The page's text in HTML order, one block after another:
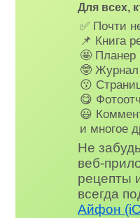
Для всех,
✅ Почти
📌 Книга
🤩 Планер
🤓 Журнал
😗
😋
😃
и многое
Не
веб-
рецепты
всегда
Айфон